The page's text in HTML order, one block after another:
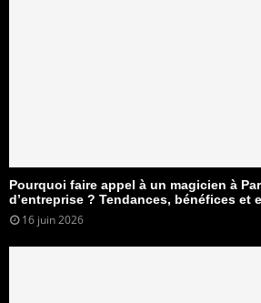
Pourquoi faire appel à un magicien à
d’entreprise ? Tendances, bénéfices et
16 juin 2026